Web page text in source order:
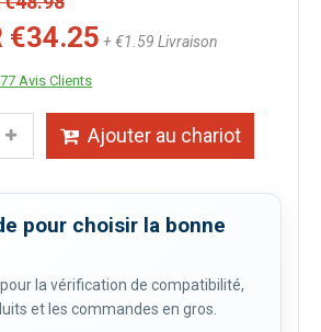
€34.25 + €1.59 Livraison
Avis Clients
Ajouter au chariot
pour choisir la bonne
la vérification de compatibilité,
et les commandes en gros.